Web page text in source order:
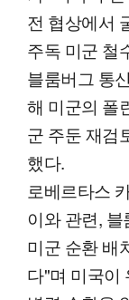
전 협상에서
주독 미군 철
블룸버그 통
해 미군의 폴
군 주둔 재검
했다.
로베르타스
이와 관련,
미군 순환 배
다"며 미국이